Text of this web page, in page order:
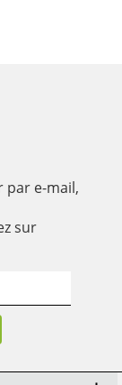
par e-mail,
sur